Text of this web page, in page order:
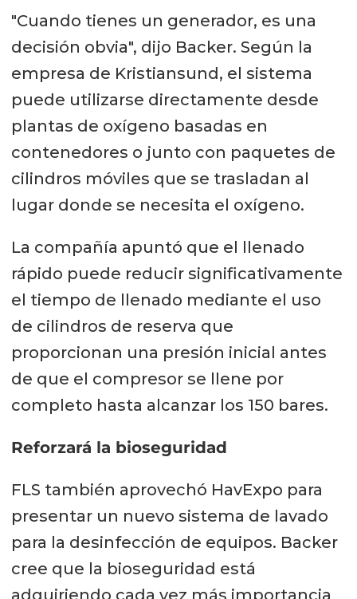
"Cuando tienes un generador, es una
decisión obvia", dijo Backer. Según la
empresa de Kristiansund, el sistema
puede utilizarse directamente desde
plantas de oxígeno basadas en
contenedores o junto con paquetes de
cilindros móviles que se trasladan al
lugar donde se necesita el oxígeno.
La compañía apuntó que el llenado
rápido puede reducir significativamente
el tiempo de llenado mediante el uso
de cilindros de reserva que
proporcionan una presión inicial antes
de que el compresor se llene por
completo hasta alcanzar los 150 bares.
Reforzará la bioseguridad
FLS también aprovechó HavExpo para
presentar un nuevo sistema de lavado
para la desinfección de equipos. Backer
cree que la bioseguridad está
adquiriendo cada vez más importancia